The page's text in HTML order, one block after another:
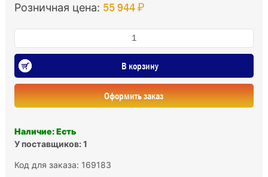
Розничная цена: 55 944 ₽
В корзину
Оформить заказ
Наличие: Есть
У поставщиков: 1
Код для заказа: 169183